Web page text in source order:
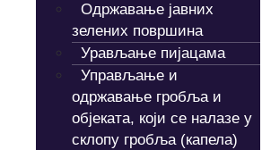
Одржавање јавних
зелених површина
Урављање пијацама
Управљање и
одржавање гробља и
објеката, који се налазе у
склопу гробља (капела)